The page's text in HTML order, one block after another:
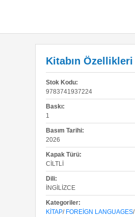
Kitabın Özellikleri
Stok Kodu:
9783741937224
Baskı:
1
Basım Tarihi:
2026
Kapak Türü:
CILTLI
Dili:
İNGILIZCE
Kategoriler:
KITAP/ FOREIGN LANGUAGES/